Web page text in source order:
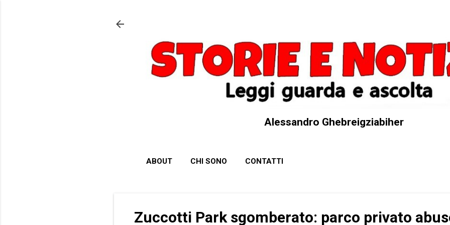
Alessandro Ghebreigziabiher
ABOUT CHI SONO CONTATTI
Zuccotti Park sgomberato: parco privato